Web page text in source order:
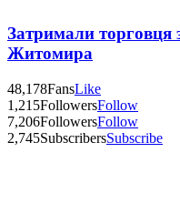
Затримали торговця
Житомира
48,178FansLike
1,215FollowersFollow
7,206FollowersFollow
2,745SubscribersSubscribe